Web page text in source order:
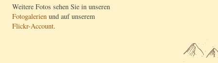
Weitere Fotos sehen Sie in unseren
Fotogalerien und auf unserem
Flickr-Account.